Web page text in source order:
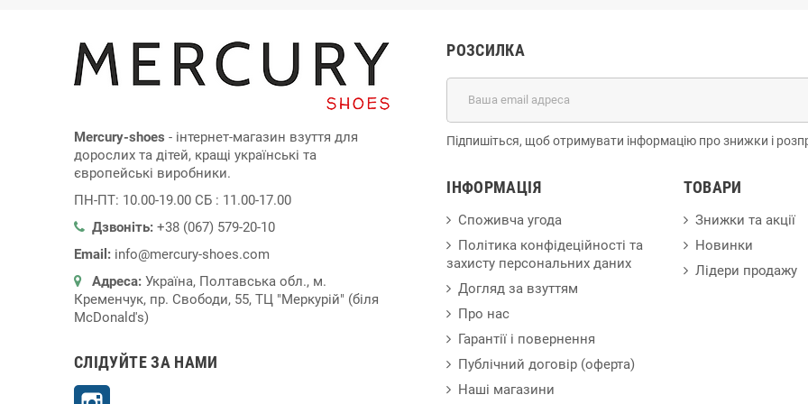
Mercury-shoes - інтернет-магазин взуття для
дорослих та дітей, кращі українські та
європейські виробники.
ПН-ПТ: 10.00-19.00 СБ : 11.00-17.00
Дзвоніть: +38 (067) 579-20-10
Email: info@mercury-shoes.com
Адреса: Україна, Полтавська обл., м.
Кременчук, пр. Свободи, 55, ТЦ "Меркурій" (біля
McDonald's)
СЛІДУЙТЕ ЗА НАМИ
РОЗСИЛКА
Підпишіться, щоб отримувати інформацію про знижки і
ІНФОРМАЦІЯ
Споживча угода
Політика конфідеційності та
захисту персональних даних
Догляд за взуттям
Про нас
Гарантії і повернення
Публічний договір (оферта)
Наші магазини
ТОВАРИ
Знижки та акції
Новинки
Лідери продажу